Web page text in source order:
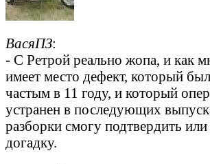
ВасяПЗ:
- С Ретрой реально жопа, и как
имеет место дефект, который
частым в 11 году, и который
устранен в последующих
разборки смогу подтвердить
догадку.